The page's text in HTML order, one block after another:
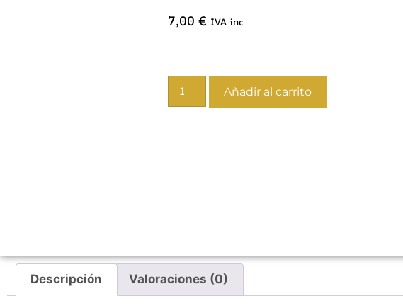
7,00 € IVA inc
Añadir al carrito
Descripción Valoraciones (0)